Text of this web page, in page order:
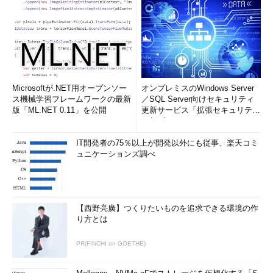
Microsoftが.NET用オープンソー
ス機械学習フレームワークの最新
版「ML.NET 0.11」を公開
オンプレミスのWindows Server
／SQL Server向けセキュリティ
更新サービス「拡張セキュリティ
IT開発者の75％以上が開発以外にも従事、楽天コミ
ュニケーションズ調べ
【西野亮廣】つくりたいものを追求できる環境の作
り方とは
PR(FINCHI on GOETHE)